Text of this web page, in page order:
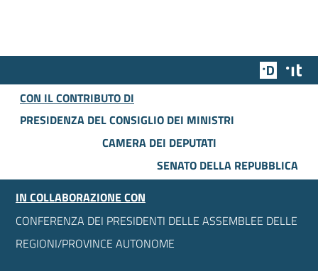
Team
CON IL CONTRIBUTO DI
PRESIDENZA DEL CONSIGLIO DEI MINISTRI
CAMERA DEI DEPUTATI
SENATO DELLA REPUBBLICA
IN COLLABORAZIONE CON
CONFERENZA DEI PRESIDENTI DELLE ASSEMBLEE DELLE
REGIONI/PROVINCE AUTONOME